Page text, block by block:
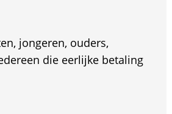
jongeren, ouders,
die eerlijke betaling